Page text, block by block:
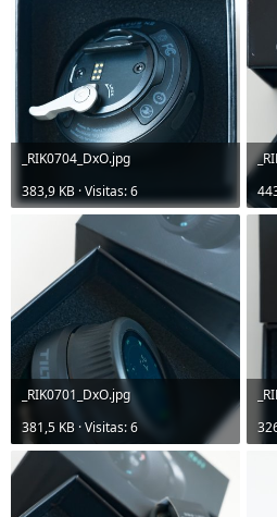
_RIK0704_DxO.jpg
383,9 KB · Visitas: 6
_RIK0701_DxO.jpg
381,5 KB · Visitas: 6